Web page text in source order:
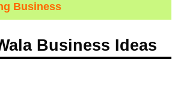
Business
Business Ideas